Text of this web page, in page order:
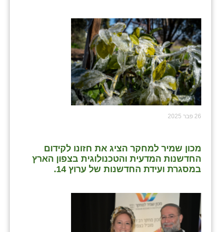
26 פבר 2025
מכון שמיר למחקר הציג את חזונו לקידום
החדשנות המדעית והטכנולוגית בצפון הארץ
במסגרת ועידת החדשנות של ערוץ 14.